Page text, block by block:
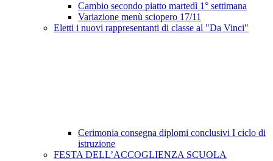
Cambio secondo piatto martedì 1° settimana
Variazione menù sciopero 17/11
Eletti i nuovi rappresentanti di classe al "Da Vinci"
Cerimonia consegna diplomi conclusivi I ciclo di
istruzione
FESTA DELL’ACCOGLIENZA SCUOLA